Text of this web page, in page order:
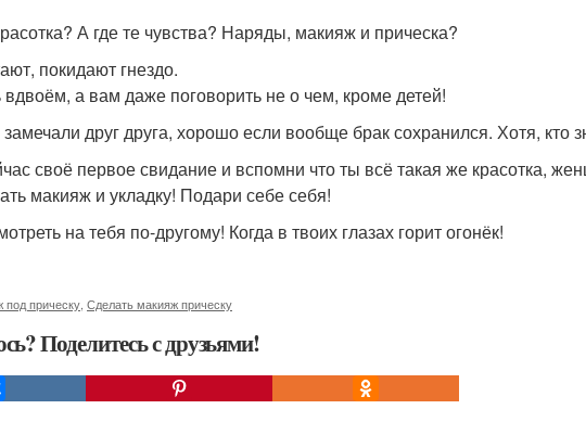
А где те чувства? Наряды, макияж и прическа?
покидают гнездо.
а вам даже поговорить не о чем, кроме детей!
друг друга, хорошо если вообще брак сохранился. Хотя, кто
своё первое свидание и вспомни что ты всё такая же красотка,
макияж и укладку! Подари себе себя!
на тебя по-другому! Когда в твоих глазах горит огонёк!
под прическу Сделать макияж прическу
Поделитесь с друзьями!